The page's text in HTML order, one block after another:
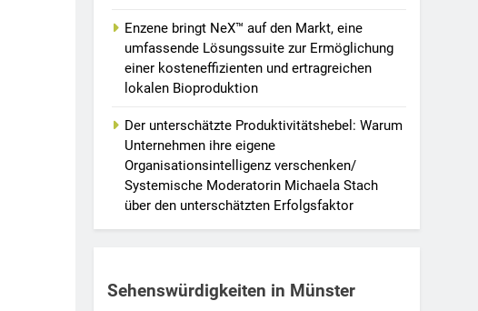
Enzene bringt NeX™ auf den Markt, eine
umfassende Lösungssuite zur Ermöglichung
einer kosteneffizienten und ertragreichen
lokalen Bioproduktion
Der unterschätzte Produktivitätshebel: Warum
Unternehmen ihre eigene
Organisationsintelligenz verschenken/
Systemische Moderatorin Michaela Stach
über den unterschätzten Erfolgsfaktor
Sehenswürdigkeiten in Münster